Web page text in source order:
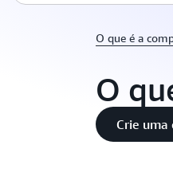
O que é a
O
Crie uma